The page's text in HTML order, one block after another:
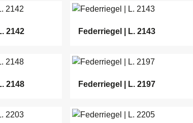
2142 Federriegel | L. 2143
2148 Federriegel | L. 2197